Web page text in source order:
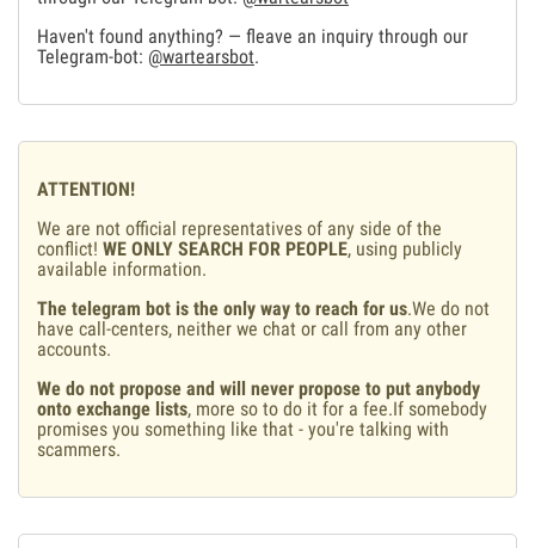
Haven't found anything? — fleave an inquiry through our
Telegram-bot: @wartearsbot.
ATTENTION!
We are not official representatives of any side of the
conflict! WE ONLY SEARCH FOR PEOPLE, using publicly
available information.
The telegram bot is the only way to reach for us.We do not
have call-centers, neither we chat or call from any other
accounts.
We do not propose and will never propose to put anybody
onto exchange lists, more so to do it for a fee.If somebody
promises you something like that - you're talking with
scammers.